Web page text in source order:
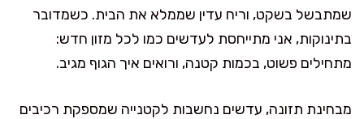
שמתבשל בשקט, וריח עדין שממלא את הבית. כשמדובר
בתינוקות, אני מתייחסת לעדשים כמו לכל מזון חדש:
מתחילים פשוט, בכמות קטנה, ורואים איך הגוף מגיב.
מבחינת תזונה, עדשים נחשבות לקטנייה שמספקת רכיבים